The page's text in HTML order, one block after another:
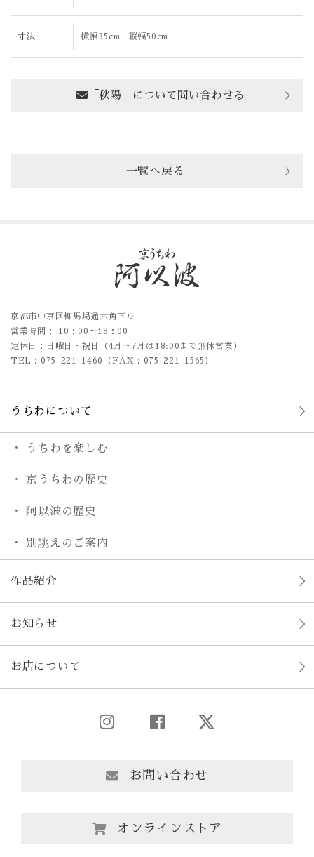
寸法 横幅35cm 縦幅50cm
「秋陽」について問い合わせる
一覧へ戻る
京都市中京区柳馬場通六角下ル
営業時間： 10：00～18：00
定休日：日曜日・祝日（4月～7月は18:00まで無休営業）
TEL：075-221-1460（FAX：075-221-1565）
うちわについて
うちわを楽しむ
京うちわの歴史
阿以波の歴史
別誂えのご案内
作品紹介
お知らせ
お店について
お問い合わせ
オンラインストア